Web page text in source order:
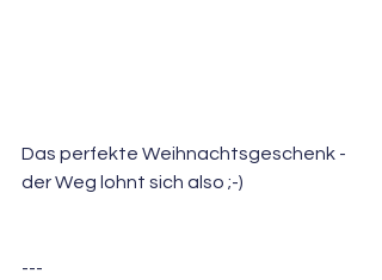
Das perfekte Weihnachtsgeschenk -
der Weg lohnt sich also ;-)
---